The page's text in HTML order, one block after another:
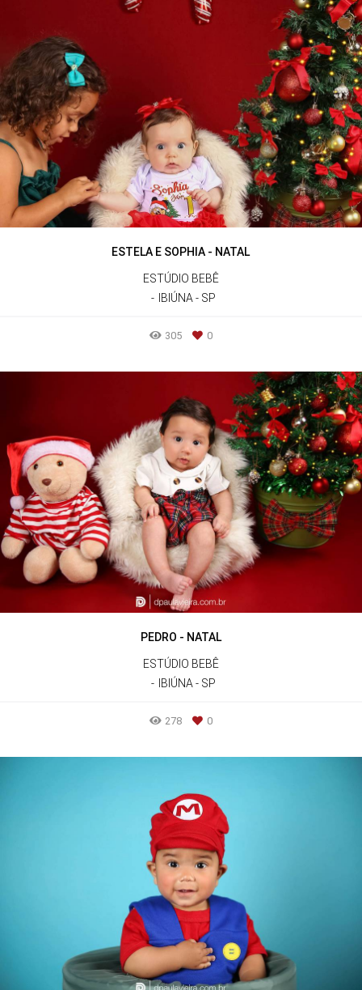
ESTELA E SOPHIA - NATAL
ESTÚDIO BEBÊ
IBIÚNA - SP
305 0
PEDRO - NATAL
ESTÚDIO BEBÊ
IBIÚNA - SP
278 0